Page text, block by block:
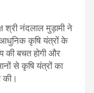
श्री नंदलाल मुड़ामी ने
आधुनिक कृषि यंत्रों के
की बचत होगी और
से कृषि यंत्रों का